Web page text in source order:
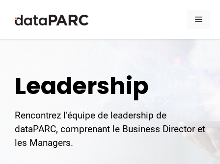
Leadership
Rencontrez l’équipe de leadership de
dataPARC, comprenant le Business Director et
les Managers.